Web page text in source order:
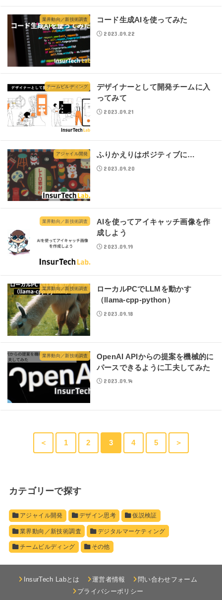
業界動向／新技術調査 コード生成AIを使ってみた
2023.09.22
チームビルディング
デザイナーとして開発チームに入
ってみて
2023.09.21
アジャイル開発 ふりかえりはポジティブに…
2023.09.20
業界動向／新技術調査
AIを使ってアイキャッチ画像を作
成しよう
2023.09.19
業界動向／新技術調査
ローカルPCでLLMを動かす
（llama-cpp-python）
2023.09.18
業界動向／新技術調査
OpenAI APIからの提案を機械的に
パースできるように工夫してみた
2023.09.14
＜ 1 2 3 4 5 ＞
カテゴリーで探す
アジャイル開発 デザイン思考 仮説検証
業界動向／新技術調査 デジタルマーケティング
チームビルディング その他
InsurTech Labとは 運営者情報
問い合わせフォーム
プライバシーポリシー